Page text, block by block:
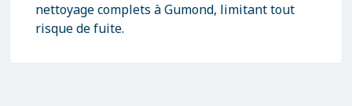
nettoyage complets à Gumond, limitant tout
risque de fuite.